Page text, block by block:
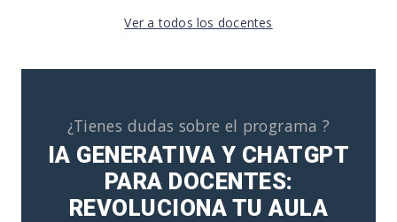
Ver a todos los docentes
¿Tienes dudas sobre el programa ?
IA GENERATIVA Y CHATGPT
PARA DOCENTES:
REVOLUCIONA TU AULA